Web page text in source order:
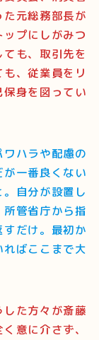
元総務部長が
プにしがみつ
も、取引先を
、従業員をリ
身を図ってい
ハラや配慮の
一番良くない
自分が設置し
管省庁から指
だけ。最初か
ばここまで大
た方々が斎藤
意に介さず、